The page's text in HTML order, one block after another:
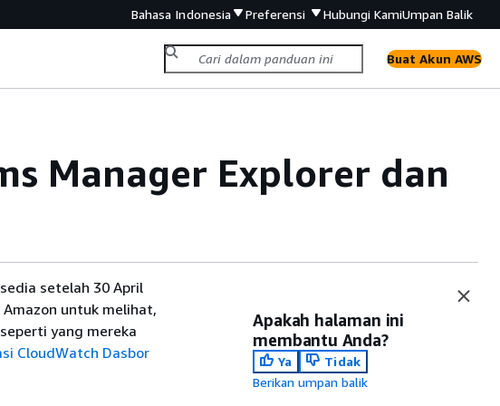
Bahasa Indonesia Preferensi Hubungi KamiUmpan Balik
Buat Akun AWS
Manager Explorer dan
setelah 30 April
untuk melihat,
yang mereka
CloudWatch Dasbor
Apakah halaman ini
membantu Anda?
Ya
Tidak
Berikan umpan balik